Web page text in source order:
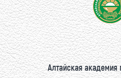
Алтайская академия